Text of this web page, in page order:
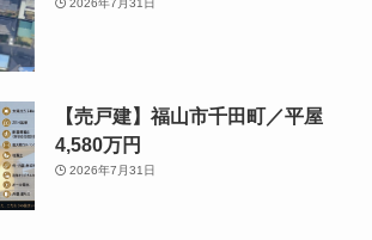
2026年7月31日
【売戸建】福山市千田町／平屋
4,580万円
2026年7月31日